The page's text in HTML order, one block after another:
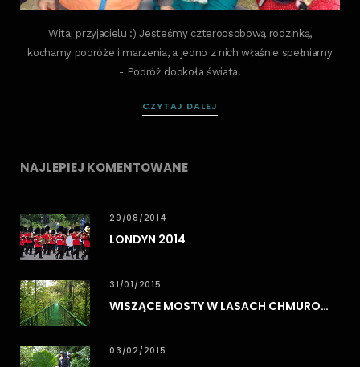
Witaj przyjacielu :) Jesteśmy czteroosobową rodzinką,
kochamy podróże i marzenia, a jedno z nich właśnie spełniamy
- Podróż dookoła świata!
CZYTAJ DALEJ
NAJLEPIEJ KOMENTOWANE
29/08/2014
LONDYN 2014
31/01/2015
WISZĄCE MOSTY W LASACH CHMUROWYCH MONTEVERDE
03/02/2015